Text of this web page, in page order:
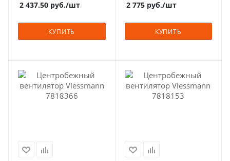
2 437.50 руб./шт
КУПИТЬ
2 775руб./шт
КУПИТЬ